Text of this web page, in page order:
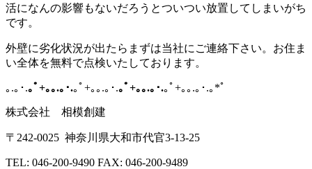
活になんの影響もないだろうとついつい放置してしまいがち
です。
外壁に劣化状況が出たらまずは当社にご連絡下さい。お住ま
い全体を無料で点検いたしております。
｡.｡･.｡ﾟ+｡｡.｡･.｡ﾟ+｡｡.｡･.｡ﾟ+｡｡.｡･.｡ﾟ+｡｡.｡･.｡*ﾟ
株式会社 相模創建
〒242-0025 神奈川県大和市代官3-13-25
TEL: 046-200-9490 FAX: 046-200-9489